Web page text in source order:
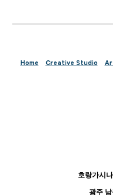
Home Creative Studio
호랑가시
광주